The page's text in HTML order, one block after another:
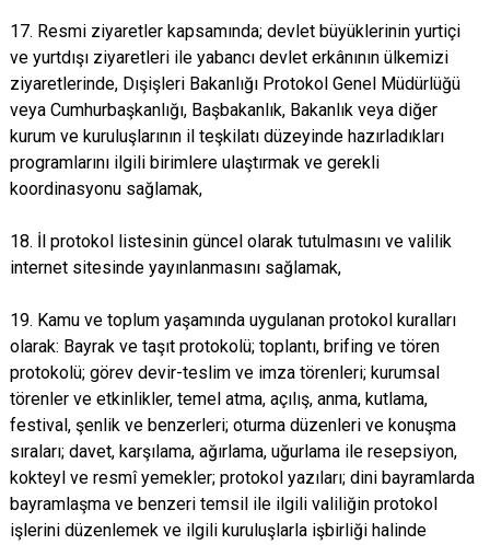
17. Resmi ziyaretler kapsamında; devlet büyüklerinin yurtiçi
ve yurtdışı ziyaretleri ile yabancı devlet erkânının ülkemizi
ziyaretlerinde, Dışişleri Bakanlığı Protokol Genel Müdürlüğü
veya Cumhurbaşkanlığı, Başbakanlık, Bakanlık veya diğer
kurum ve kuruluşlarının il teşkilatı düzeyinde hazırladıkları
programlarını ilgili birimlere ulaştırmak ve gerekli
koordinasyonu sağlamak,
18. İl protokol listesinin güncel olarak tutulmasını ve valilik
internet sitesinde yayınlanmasını sağlamak,
19. Kamu ve toplum yaşamında uygulanan protokol kuralları
olarak: Bayrak ve taşıt protokolü; toplantı, brifing ve tören
protokolü; görev devir-teslim ve imza törenleri; kurumsal
törenler ve etkinlikler, temel atma, açılış, anma, kutlama,
festival, şenlik ve benzerleri; oturma düzenleri ve konuşma
sıraları; davet, karşılama, ağırlama, uğurlama ile resepsiyon,
kokteyl ve resmî yemekler; protokol yazıları; dini bayramlarda
bayramlaşma ve benzeri temsil ile ilgili valiliğin protokol
işlerini düzenlemek ve ilgili kuruluşlarla işbirliği halinde